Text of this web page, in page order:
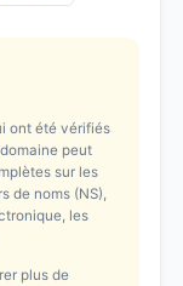
ont été vérifiés
peut
sur les
de noms (NS),
les
plus de